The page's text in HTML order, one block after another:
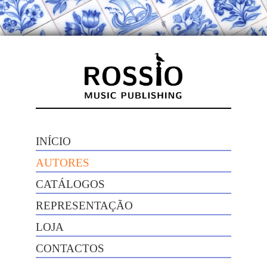
INÍCIO
AUTORES
CATÁLOGOS
REPRESENTAÇÃO
LOJA
CONTACTOS